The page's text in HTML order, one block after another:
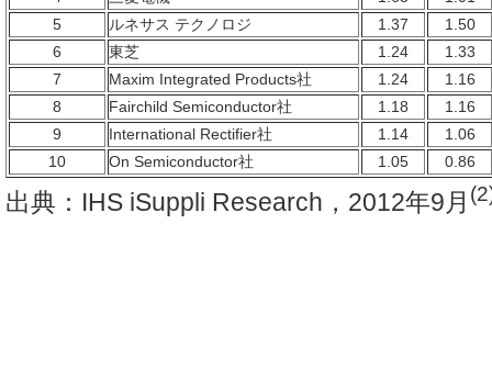
5
ルネサス テクノロジ 1.37
1.50
6
東芝 1.24
1.33
7
Maxim Integrated Products社 1.24
1.16
8
Fairchild Semiconductor社 1.18
1.16
9
International Rectifier社 1.14
1.06
10
On Semiconductor社 1.05 0.86
出典：IHS iSuppli Research，2012年9月